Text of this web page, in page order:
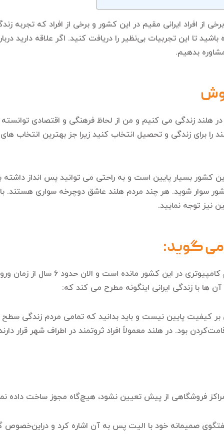
از افراد ایرانی مقیم در این کشور و برخی از افراد که
تا این تجربیات بی‌نظیر را دریافت کنید. اگر علاقه دارید
بدهیم.
در هلند می گوید: ما از سال ۹۸ تا به الان در هلند زندگی می کنیم و من از لحاظ
را برای زندگی و تحصیل انتخاب کنید زیرا جز بهترین انتخاب
کشور بسیار پایین است و به راحتی می توانید پس انداز داشته
سوار شوید. هر چند مردم هلند عاشق دوچرخه سواری هستند.
نیز توجه نمایید.
می گوید:
امیرعلی یکی از ایرانیانی است که
ها با زندگی ایرانی اینگونه مطرح می کند که:
بر کیفیت پایین نیست و باید بدانید که تمامی مردم زندگی سطح
بود. در هلند معمولاً افراد ثروتمند در اطراف شهر قرار
فروشگاهی از پیش تعیین نشود، هیچ‌گاه مجوز ساخت داده
گفتگوی صمیمانه خود با الیت پس به آن اشاره کرد و